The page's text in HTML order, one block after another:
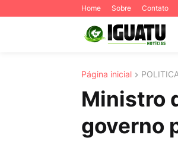
Home Sobre Contato
Página inicial
Ministro
governo